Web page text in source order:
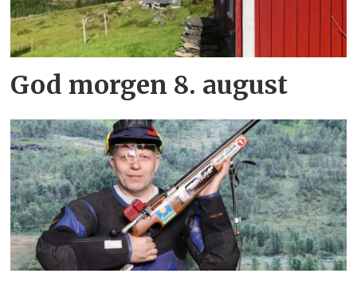
God morgen 8. august